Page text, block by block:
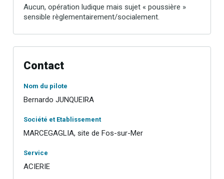
Aucun, opération ludique mais sujet « poussière »
sensible règlementairement/socialement.
Contact
Nom du pilote
Bernardo JUNQUEIRA
Société et Etablissement
MARCEGAGLIA, site de Fos-sur-Mer
Service
ACIERIE